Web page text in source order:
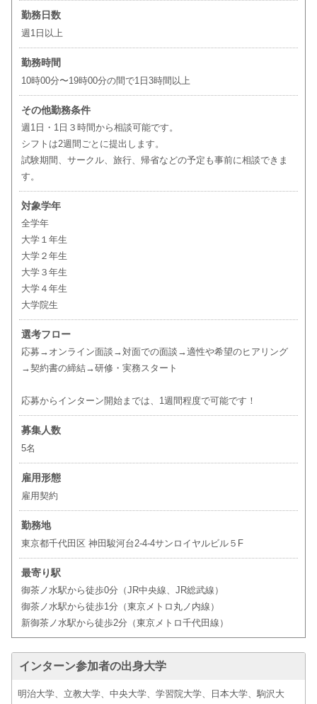
勤務日数
週1日以上
勤務時間
10時00分〜19時00分の間で1日3時間以上
その他勤務条件
週1日・1日３時間から相談可能です。
シフトは2週間ごとに提出します。
試験期間、サークル、旅行、帰省などの予定も事前に相談できま
す。
対象学年
全学年
大学１年生
大学２年生
大学３年生
大学４年生
大学院生
選考フロー
応募→オンライン面談→対面での面談→適性や希望のヒアリング
→契約書の締結→研修・実務スタート
応募からインターン開始までは、1週間程度で可能です！
募集人数
5名
雇用形態
雇用契約
勤務地
東京都千代田区 神田駿河台2-4-4サンロイヤルビル５F
最寄り駅
御茶ノ水駅から徒歩0分（JR中央線、JR総武線）
御茶ノ水駅から徒歩1分（東京メトロ丸ノ内線）
新御茶ノ水駅から徒歩2分（東京メトロ千代田線）
インターン参加者の出身大学
明治大学、立教大学、中央大学、学習院大学、日本大学、駒沢大